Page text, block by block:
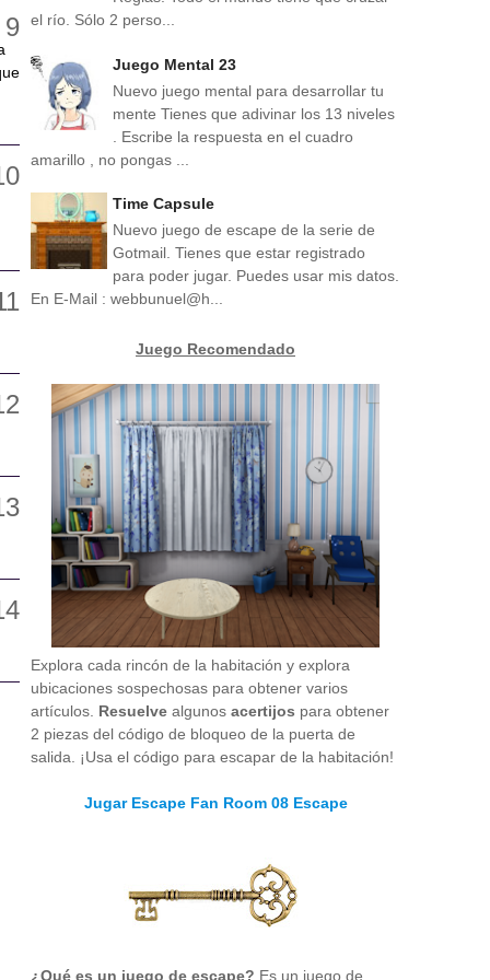
el río. Sólo 2 perso...
Juego Mental 23
Nuevo juego mental para desarrollar tu
mente Tienes que adivinar los 13 niveles
. Escribe la respuesta en el cuadro
amarillo , no pongas ...
Time Capsule
Nuevo juego de escape de la serie de
Gotmail. Tienes que estar registrado
para poder jugar. Puedes usar mis datos.
En E-Mail : webbunuel@h...
Juego Recomendado
Explora cada rincón de la habitación y explora
ubicaciones sospechosas para obtener varios
artículos. Resuelve algunos acertijos para obtener
2 piezas del código de bloqueo de la puerta de
salida. ¡Usa el código para escapar de la habitación!
Jugar Escape Fan Room 08 Escape
¿Qué es un juego de escape? Es un juego de